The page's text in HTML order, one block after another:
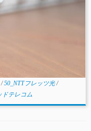
/50_NTTフレッツ光/
ドテレコム